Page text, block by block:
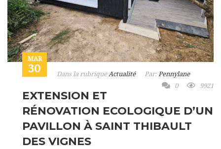
MAR
30 Dans la rubriqueActualité Par: Pennylane
0
9921
EXTENSION ET
RÉNOVATION ECOLOGIQUE D’UN
PAVILLON À SAINT THIBAULT
DES VIGNES